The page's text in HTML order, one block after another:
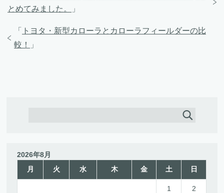
とめてみました。
」
「
トヨタ・新型カローラとカローラフィールダーの比
較！
」
2026年8月
月
火 水 木 金 土 日
1 2